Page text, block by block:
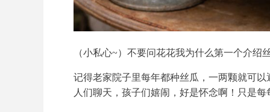
（小私心~）不要问花花我为什么第一个介绍
记得老家院子里每年都种丝瓜，一两颗就可
人们聊天，孩子们嬉闹，好是怀念啊！只是